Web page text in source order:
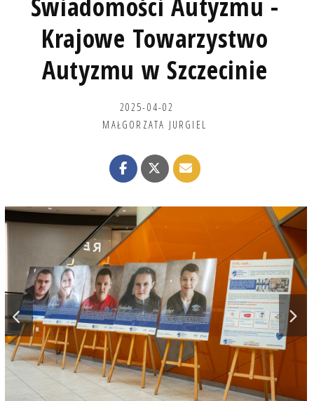
Świadomości Autyzmu -
Krajowe Towarzystwo
Autyzmu w Szczecinie
2025-04-02
MAŁGORZATA JURGIEL